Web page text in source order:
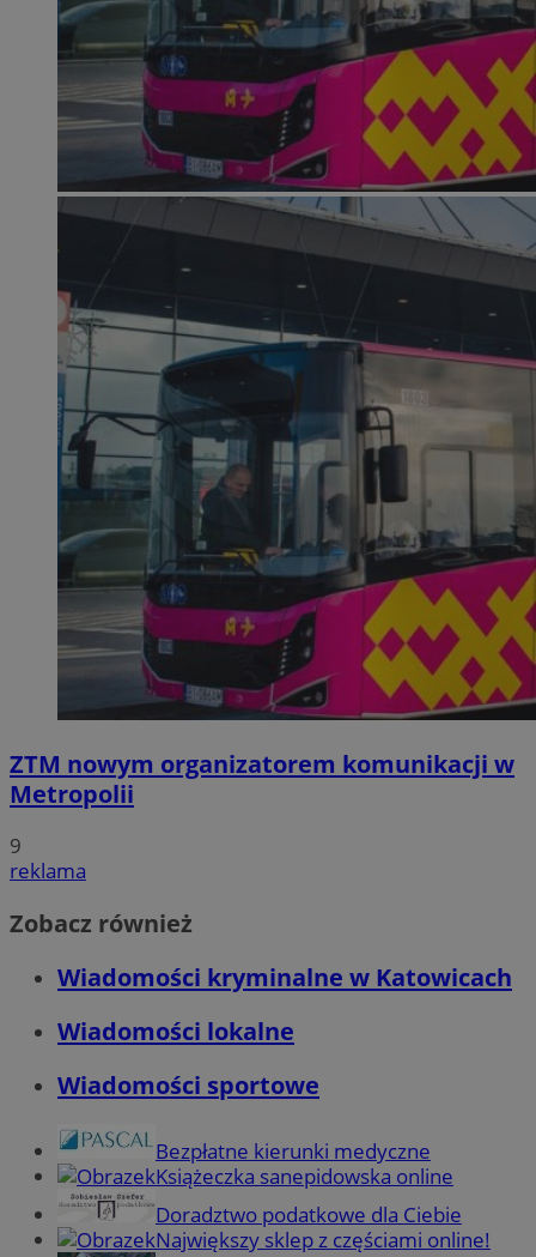
ZTM nowym organizatorem komunikacji w
Metropolii
9
reklama
Zobacz również
Wiadomości kryminalne w Katowicach
Wiadomości lokalne
Wiadomości sportowe
Bezpłatne kierunki medyczne
Książeczka sanepidowska online
Doradztwo podatkowe dla Ciebie
Największy sklep z częściami online!